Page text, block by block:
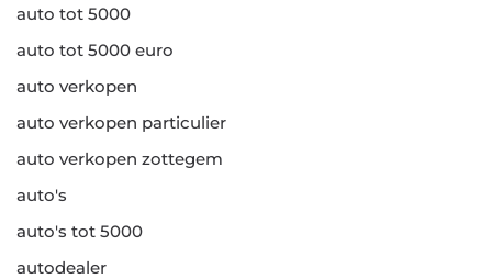
auto tot 5000
auto tot 5000 euro
auto verkopen
auto verkopen particulier
auto verkopen zottegem
auto's
auto's tot 5000
autodealer